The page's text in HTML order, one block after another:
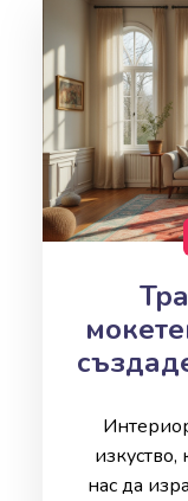
изкуство,
нас да